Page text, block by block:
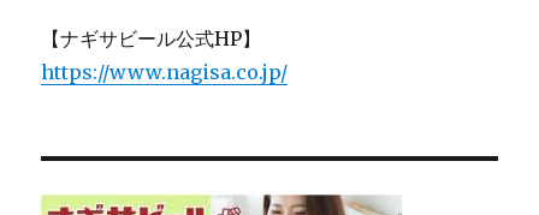
【ナギサビール公式HP】
https://www.nagisa.co.jp/